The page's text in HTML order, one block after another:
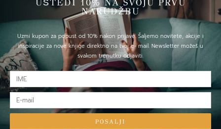
UŠTEDI 10% NA SVOJU PRVU
NARUDŽBU
Uzmi kupon za popust od 10% nakon prijave. Šaljemo novitete, akcije i
inspiracije za nove knjige direktno na tvoj e- mail. Newsletter možeš u
svakom trenutku odjaviti.
IME
mail
POSALJI